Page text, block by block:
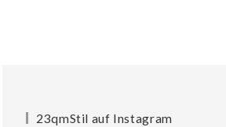
23qmStil auf Instagram